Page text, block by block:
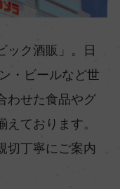
ック酒販」。日
・ビールなど世
わせた食品やグ
ております。
切丁寧にご案内